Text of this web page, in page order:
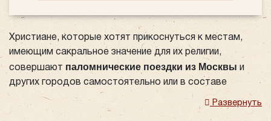
Христиане, которые хотят прикоснуться к местам,
имеющим сакральное значение для их религии,
совершают паломнические поездки из Москвы и
других городов самостоятельно или в составе
организованных групп. Осуществить такое
путешествие в одиночку не так-то просто - нужно
Развернуть